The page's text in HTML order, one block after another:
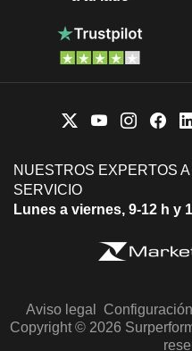
NUESTROS EXPERTOS A
SERVICIO
Lunes a viernes, 9-12 h y
Aviso legal
Copyright © 2026